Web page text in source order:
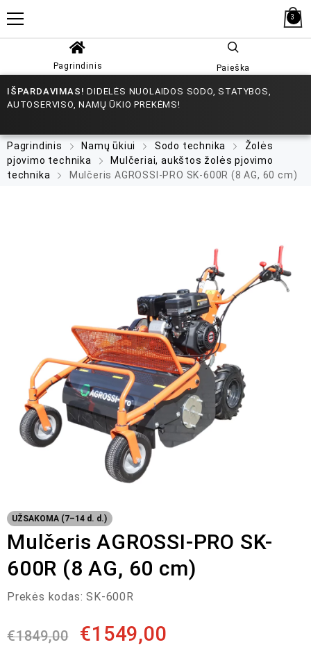
3
Pagrindinis Paieška
IŠPARDAVIMAS! DIDELĖS NUOLAIDOS SODO, STATYBOS,
AUTOSERVISO, NAMŲ ŪKIO PREKĖMS!
Pagrindinis Namų ūkiui Sodo technika
Žolės
pjovimo technika
Mulčeriai, aukštos žolės pjovimo
technika
Mulčeris AGROSSI-PRO SK-600R (8 AG, 60 cm)
UŽSAKOMA (7–14 d. d.)
Mulčeris AGROSSI-PRO SK-
600R (8 AG, 60 cm)
Prekės kodas: SK-600R
€1849,00 €1549,00